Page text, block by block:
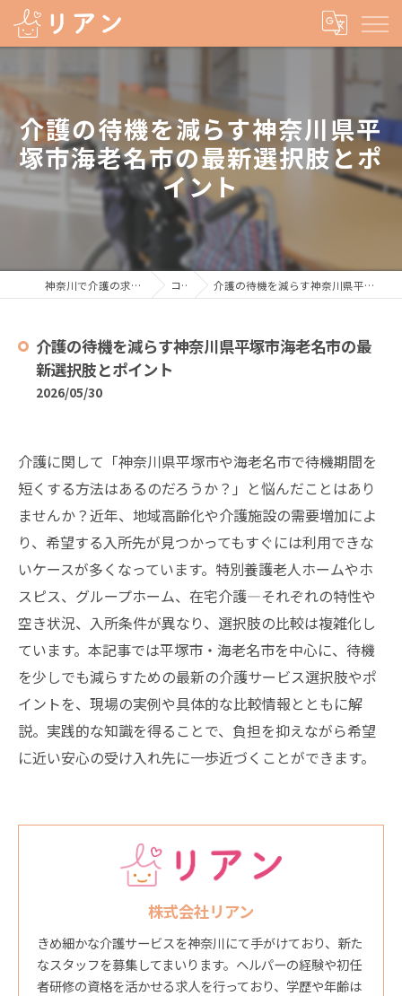
介護の待機を減らす神奈川県平
塚市海老名市の最新選択肢とポ
イント
神奈川で介護の求人なら株式会社リアン コラム 介護の待機を減らす神奈川県平塚市海老名市の最新選択肢とポイント
介護の待機を減らす神奈川県平塚市海老名市の最
新選択肢とポイント
2026/05/30
介護に関して「神奈川県平塚市や海老名市で待機期間を
短くする方法はあるのだろうか？」と悩んだことはあり
ませんか？近年、地域高齢化や介護施設の需要増加によ
り、希望する入所先が見つかってもすぐには利用できな
いケースが多くなっています。特別養護老人ホームやホ
スピス、グループホーム、在宅介護—それぞれの特性や
空き状況、入所条件が異なり、選択肢の比較は複雑化し
ています。本記事では平塚市・海老名市を中心に、待機
を少しでも減らすための最新の介護サービス選択肢やポ
イントを、現場の実例や具体的な比較情報とともに解
説。実践的な知識を得ることで、負担を抑えながら希望
に近い安心の受け入れ先に一歩近づくことができます。
株式会社リアン
きめ細かな介護サービスを神奈川にて手がけており、新た
なスタッフを募集してまいります。ヘルパーの経験や初任
者研修の資格を活かせる求人を行っており、学歴や年齢は